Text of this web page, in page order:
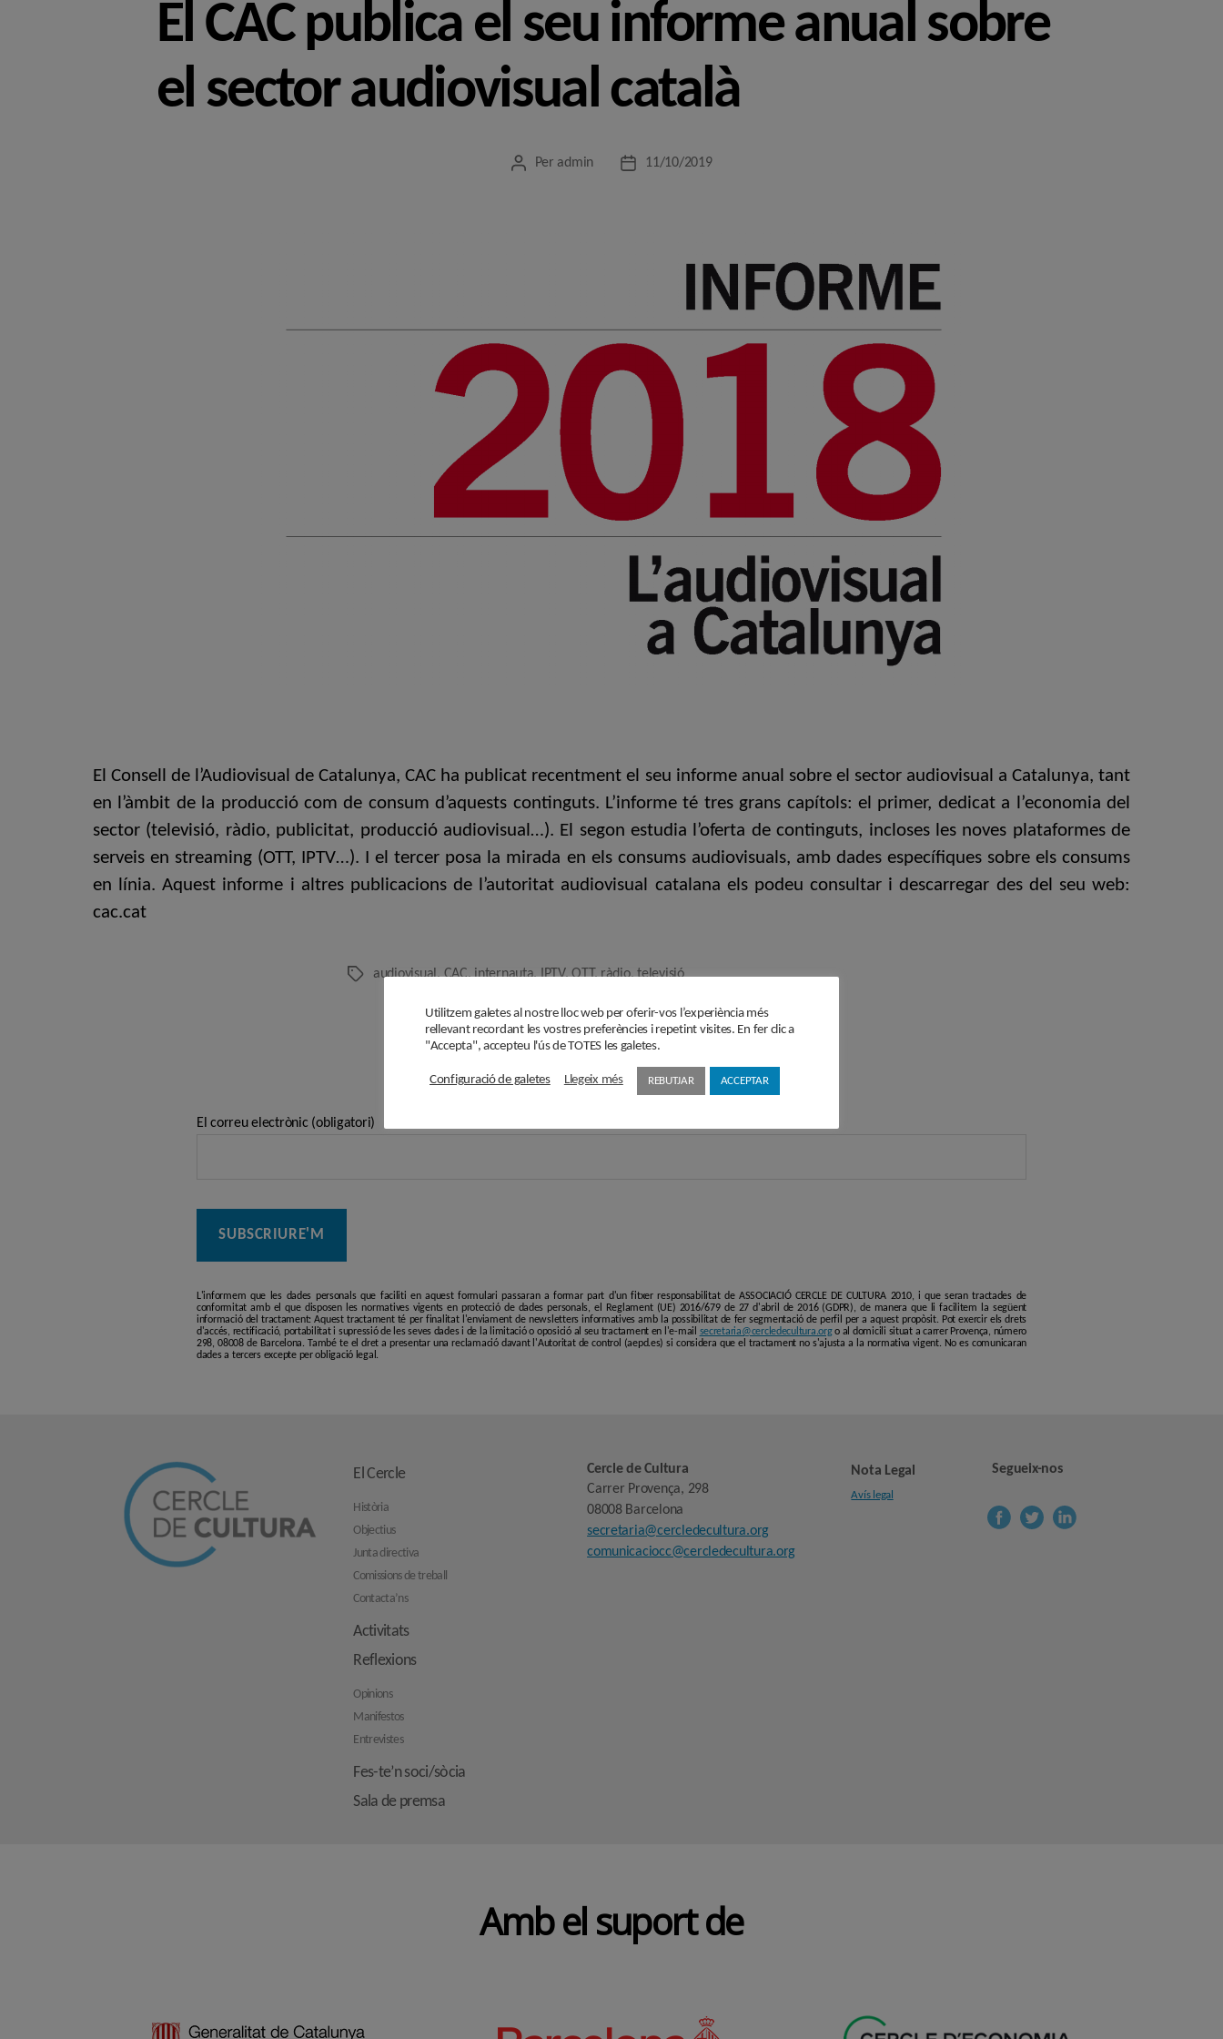
El CAC publica el seu informe anual sobre
el sector audiovisual català
Autor
Per admin
Data11/10/2019
El Consell de l’Audiovisual de Catalunya, CAC ha publicat recentment el seu informe anual sobre el sector audiovisual a Catalunya, tant
en l’àmbit de la producció com de consum d’aquests continguts. L’informe té tres grans capítols: el primer, dedicat a l’economia del
sector (televisió, ràdio, publicitat, producció audiovisual…). El segon estudia l’oferta de continguts, incloses les noves plataformes de
serveis en streaming (OTT, IPTV…). I el tercer posa la mirada en els consums audiovisuals, amb dades específiques sobre els consums
en línia. Aquest informe i altres publicacions de l’autoritat audiovisual catalana els podeu consultar i descarregar des del seu web:
cac.cat
Etiquetesaudiovisual,CAC,internauta,IPTV,OTT,ràdio,televisió
Subscriu-te a la Newsletter
El correu electrònic (obligatori)
L'informem que les dades personals que faciliti en aquest formulari passaran a formar part d'un fitxer responsabilitat de ASSOCIACIÓ CERCLE DE CULTURA 2010, i que seran tractades de
conformitat amb el que disposen les normatives vigents en protecció de dades personals, el Reglament (UE) 2016/679 de 27 d'abril de 2016 (GDPR), de manera que li facilitem la següent
informació del tractament: Aquest tractament té per finalitat l'enviament de newsletters informatives amb la possibilitat de fer segmentació de perfil per a aquest propòsit. Pot exercir els drets
d'accés, rectificació, portabilitat i supressió de les seves dades i de la limitació o oposició al seu tractament en l'e-mail secretaria@cercledecultura.orgo al domicili situat a carrer Provença, número
298, 08008 de Barcelona. També te el dret a presentar una reclamació davant l'Autoritat de control (aepd.es) si considera que el tractament no s'ajusta a la normativa vigent. No es comunicaran
dades a tercers excepte per obligació legal.
El Cercle
Història
Objectius
Junta directiva
Comissions de treball
Contacta’ns
Activitats
Reflexions
Opinions
Manifestos
Entrevistes
Fes-te’n soci/sòcia
Sala de premsa
Cercle de Cultura
Carrer Provença, 298
08008 Barcelona
secretaria@cercledecultura.org
comunicaciocc@cercledecultura.org
Nota Legal
Avís legal
Segueix-nos
Amb el suport de
Utilitzem galetes al nostre lloc web per oferir-vos l’experiència més
rellevant recordant les vostres preferències i repetint visites. En fer clic a
"Accepta", accepteu l'ús de TOTES les galetes.
Configuració de galetes Llegeix més REBUTJAR ACCEPTAR